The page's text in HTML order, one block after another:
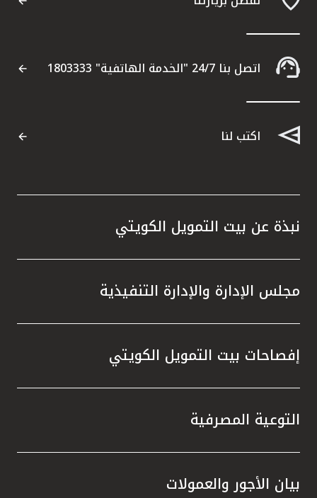
اتصل بنا 24/7 "الخدمة الهاتفية" 1803333
اكتب لنا
نبذة عن بيت التمويل الكويتي
مجلس الإدارة والإدارة التنفيذية
إفصاحات بيت التمويل الكويتي
التوعية المصرفية
بيان الأجور والعمولات